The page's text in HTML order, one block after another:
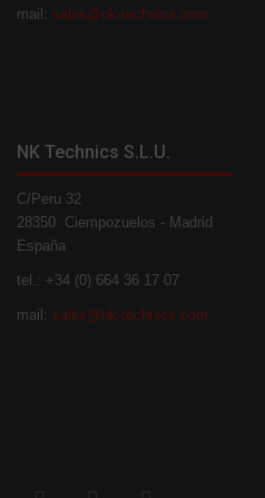
mail: sales@nk-technics.com
NK Technics S.L.U.
C/Peru 32
28350 Ciempozuelos - Madrid
España
tel.: +34 (0) 664 36 17 07
mail: sales@nk-technics.com